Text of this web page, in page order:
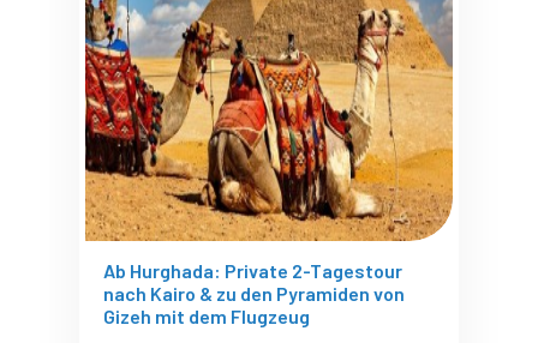
Ab Hurghada: Private 2-Tagestour
nach Kairo & zu den Pyramiden von
Gizeh mit dem Flugzeug